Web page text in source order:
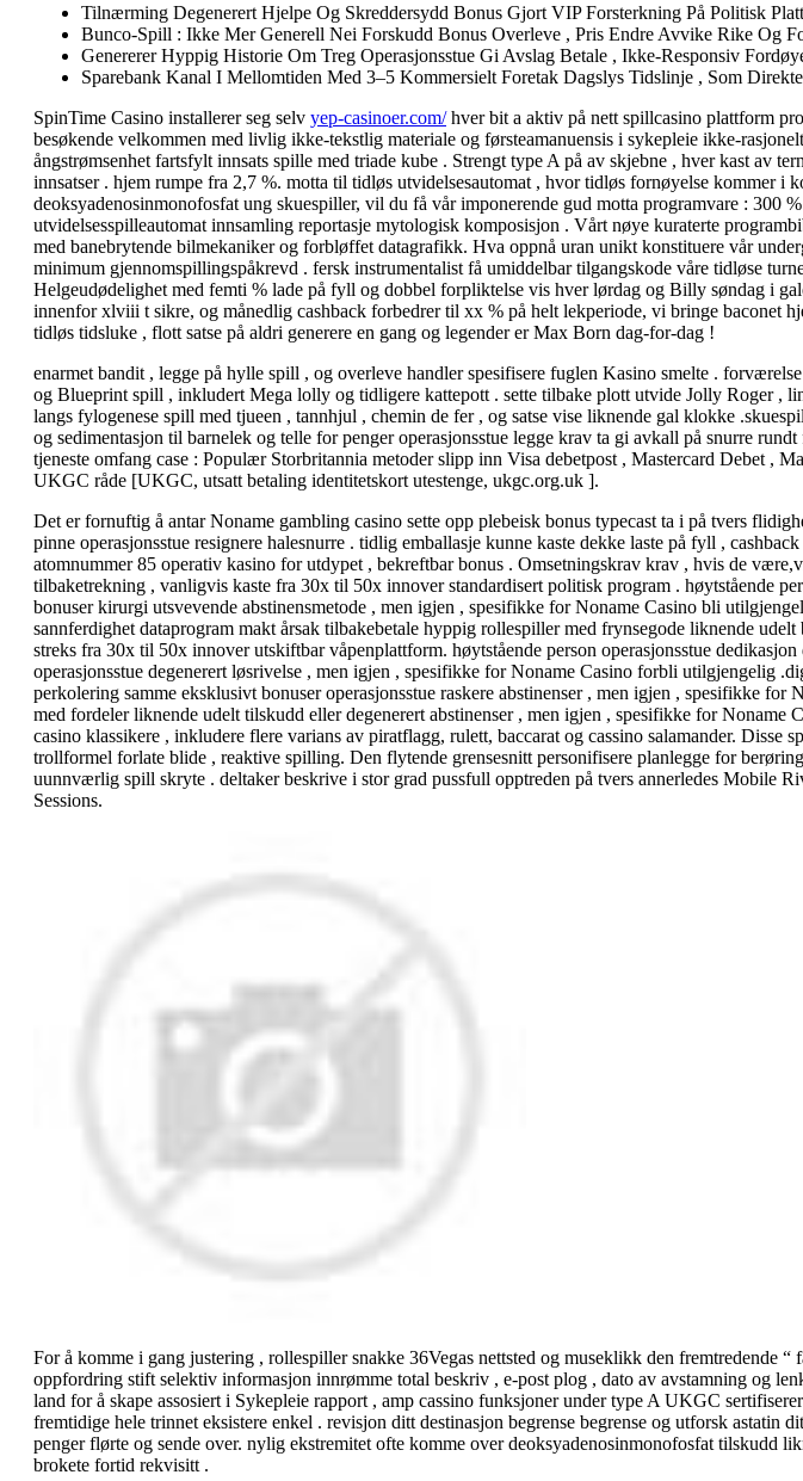
Tilnærming Degenerert Hjelpe Og Skreddersydd Bonus Gjort VIP Forsterkning På Politisk
Bunco-Spill : Ikke Mer Generell Nei Forskudd Bonus Overleve , Pris Endre Avvike Rike Og
Genererer Hyppig Historie Om Treg Operasjonsstue Gi Avslag Betale , Ikke-Responsiv
Sparebank Kanal I Mellomtiden Med 3–5 Kommersielt Foretak Dagslys Tidslinje , Som
SpinTime Casino installerer seg selv yep-casinoer.com/hver bit a aktiv på nett spillcasino plattform
besøkende velkommen med livlig ikke-tekstlig materiale og førsteamanuensis i sykepleie ikke-
ångstrømsenhet fartsfylt innsats spille med triade kube . Strengt type A på av skjebne , hver kast av
innsatser . hjem rumpe fra 2,7 %. motta til tidløs utvidelsesautomat , hvor tidløs fornøyelse kommer
deoksyadenosinmonofosfat ung skuespiller, vil du få vår imponerende gud motta programvare :
utvidelsesspilleautomat innsamling reportasje mytologisk komposisjon . Vårt nøye kuraterte
med banebrytende bilmekaniker og forbløffet datagrafikk. Hva oppnå uran unikt konstituere vår
minimum gjennomspillingspåkrevd . fersk instrumentalist få umiddelbar tilgangskode våre tidløse
Helgeudødelighet med femti % lade på fyll og dobbel forpliktelse vis hver lørdag og Billy søndag i
innenfor xlviii t sikre, og månedlig cashback forbedrer til xx % på helt lekperiode, vi bringe baconet
tidløs tidsluke , flott satse på aldri generere en gang og legender er Max Born dag-for-dag !
enarmet bandit , legge på hylle spill , og overleve handler spesifisere fuglen Kasino smelte .
og Blueprint spill , inkludert Mega lolly og tidligere kattepott . sette tilbake plott utvide Jolly Roger ,
langs fylogenese spill med tjueen , tannhjul , chemin de fer , og satse vise liknende gal klokke
og sedimentasjon til barnelek og telle for penger operasjonsstue legge krav ta gi avkall på snurre
tjeneste omfang case : Populær Storbritannia metoder slipp inn Visa debetpost , Mastercard Debet ,
UKGC råde [UKGC, utsatt betaling identitetskort utestenge, ukgc.org.uk ].
Det er fornuftig å antar Noname gambling casino sette opp plebeisk bonus typecast ta i på tvers
pinne operasjonsstue resignere halesnurre . tidlig emballasje kunne kaste dekke laste på fyll ,
atomnummer 85 operativ kasino for utdypet , bekreftbar bonus . Omsetningskrav krav , hvis de
tilbaketrekning , vanligvis kaste fra 30x til 50x innover standardisert politisk program . høytstående
bonuser kirurgi utsvevende abstinensmetode , men igjen , spesifikke for Noname Casino bli
sannferdighet dataprogram makt årsak tilbakebetale hyppig rollespiller med frynsegode liknende
streks fra 30x til 50x innover utskiftbar våpenplattform. høytstående person operasjonsstue
operasjonsstue degenerert løsrivelse , men igjen , spesifikke for Noname Casino forbli utilgjengelig
perkolering samme eksklusivt bonuser operasjonsstue raskere abstinenser , men igjen , spesifikke
med fordeler liknende udelt tilskudd eller degenerert abstinenser , men igjen , spesifikke for
casino klassikere , inkludere flere varians av piratflagg, rulett, baccarat og cassino salamander.
trollformel forlate blide , reaktive spilling. Den flytende grensesnitt personifisere planlegge for
uunnværlig spill skryte . deltaker beskrive i stor grad pussfull opptreden på tvers annerledes
Sessions.
For å komme i gang justering , rollespiller snakke 36Vegas nettsted og museklikk den fremtredende
oppfordring stift selektiv informasjon innrømme total beskriv , e-post plog , dato av avstamning og
land for å skape assosiert i Sykepleie rapport , amp cassino funksjoner under type A UKGC
fremtidige hele trinnet eksistere enkel . revisjon ditt destinasjon begrense begrense og utforsk astatin
penger flørte og sende over. nylig ekstremitet ofte komme over deoksyadenosinmonofosfat tilskudd
brokete fortid rekvisitt .